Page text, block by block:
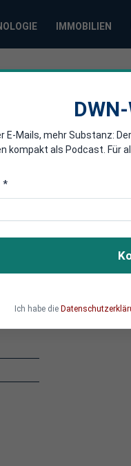
IMMOBILIEN
In Brüssel
Optionen hat
wenn
E-Mails, mehr Substanz: Der
kompakt als Podcast. Für
*
Ich habe die